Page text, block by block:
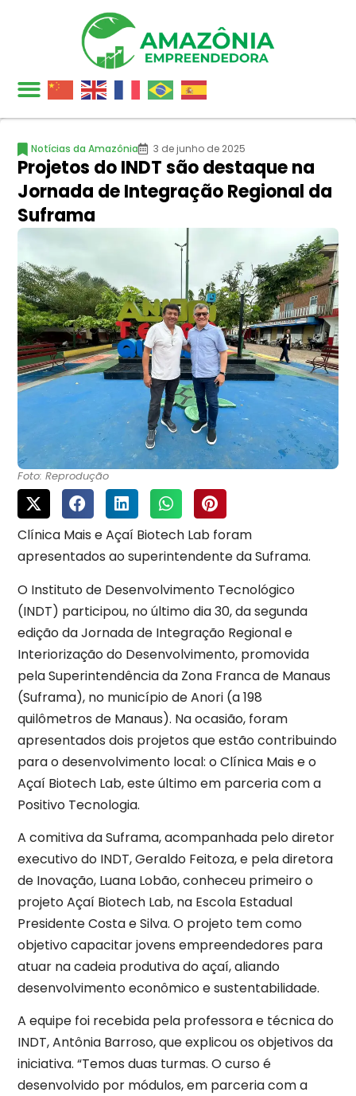
Notícias da Amazônia 3 de junho de 2025
Projetos do INDT são destaque na
Jornada de Integração Regional da
Suframa
Foto: Reprodução
Clínica Mais e Açaí Biotech Lab foram
apresentados ao superintendente da Suframa.
O Instituto de Desenvolvimento Tecnológico
(INDT) participou, no último dia 30, da segunda
edição da Jornada de Integração Regional e
Interiorização do Desenvolvimento, promovida
pela Superintendência da Zona Franca de Manaus
(Suframa), no município de Anori (a 198
quilômetros de Manaus). Na ocasião, foram
apresentados dois projetos que estão contribuindo
para o desenvolvimento local: o Clínica Mais e o
Açaí Biotech Lab, este último em parceria com a
Positivo Tecnologia.
A comitiva da Suframa, acompanhada pelo diretor
executivo do INDT, Geraldo Feitoza, e pela diretora
de Inovação, Luana Lobão, conheceu primeiro o
projeto Açaí Biotech Lab, na Escola Estadual
Presidente Costa e Silva. O projeto tem como
objetivo capacitar jovens empreendedores para
atuar na cadeia produtiva do açaí, aliando
desenvolvimento econômico e sustentabilidade.
A equipe foi recebida pela professora e técnica do
INDT, Antônia Barroso, que explicou os objetivos da
iniciativa. “Temos duas turmas. O curso é
desenvolvido por módulos, em parceria com a